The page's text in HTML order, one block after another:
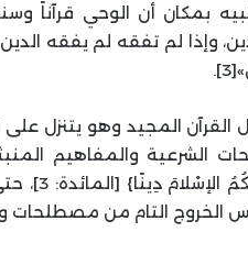
بمكان أن الوحي
وإذا لم تفقه لم يفقه
القرآن المجيد وهو يتنزل
الشرعية والمفاهيم
وَرَضِيتُ
الخروج التام من مصطلحات